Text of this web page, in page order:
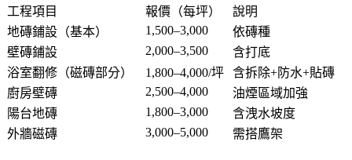
工程項目 報價（每坪）
說明
地磚鋪設（基本）
1,500–3,000
依磚種
壁磚鋪設
2,000–3,500
含打底
浴室翻修（磁磚部分）
1,800–4,000/坪
含拆除+防水+貼磚
廚房壁磚
2,500–4,000
油煙區域加強
陽台地磚
1,800–3,000
含洩水坡度
外牆磁磚
3,000–5,000 需搭鷹架